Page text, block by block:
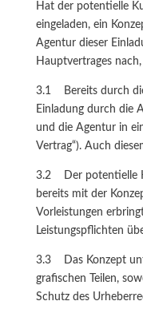
Hat der potentielle
eingeladen, ein
Agentur dieser
Hauptvertrages
3.1 Bereits durch
Einladung durch die
und die Agentur in
Vertrag“). Auch
3.2 Der potentielle
bereits mit der
Vorleistungen
Leistungspflichten
3.3 Das Konzept
grafischen Teilen,
Schutz des